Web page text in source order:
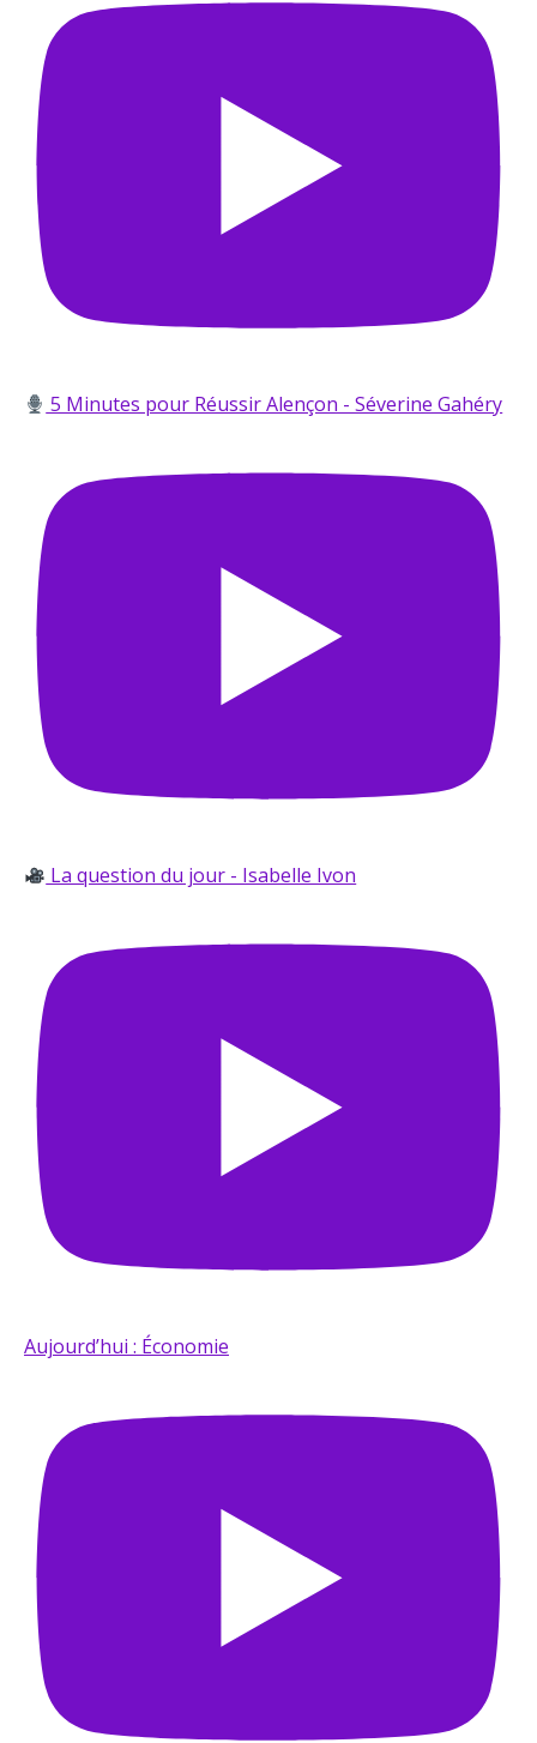
5 Minutes pour Réussir Alençon - Séverine Gahéry
La question du jour - Isabelle Ivon
Aujourd’hui : Économie